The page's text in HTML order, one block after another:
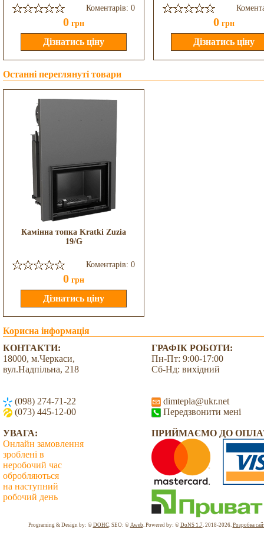
Коментарів: 0
0 грн 0 грн
Останні переглянуті товари
Камінна топка Kratki Zuzia
19/G
Коментарів: 0
0 грн
Корисна інформація
КОНТАКТИ:
18000, м.Черкаси,
вул.Надпільна, 218
(098) 274-71-22
(073) 445-12-00
ГРАФІК РОБОТИ:
Пн-Пт: 9:00-17:00
Сб-Нд: вихідний
dimtepla@ukr.net
Передзвонити мені
УВАГА:
Онлайн замовлення
зроблені в
неробочий час
обробляються
на наступний
робочий день
ПРИЙМАЄМО ДО
Programing & Design by: © DOHC. SEO: © Aweb. Powered by: © DoNS 1.7. 2018-2026. Розробка